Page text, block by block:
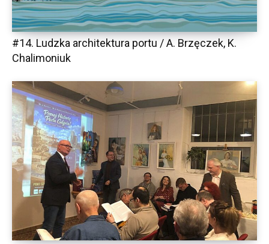
#14. Ludzka architektura portu / A. Brzęczek, K.
Chalimoniuk